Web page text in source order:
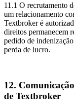
11.1 O recrutamento
um relacionamento
Textbroker é
direitos permanecem
pedido de
perda de lucro.
12.
de Textbroker